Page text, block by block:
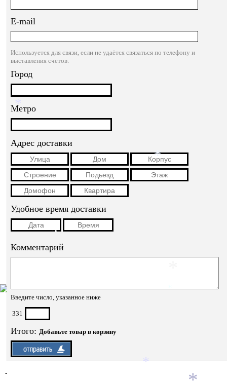
E-mail
Используется для связи, если не удаётся связаться по телефону и
выставления счетов.
Город
Метро
Адрес доставки
Удобное время доставки
Комментарий
Введите число, указанное ниже
331
Итого: Добавьте товар в корзину
-
*
*
*
*